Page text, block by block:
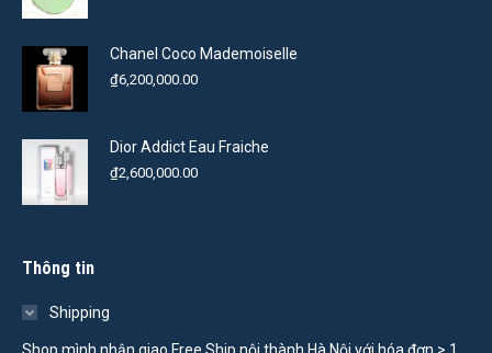
Chanel Coco Mademoiselle
₫6,200,000.00
Dior Addict Eau Fraiche
₫2,600,000.00
Thông tin
Shipping